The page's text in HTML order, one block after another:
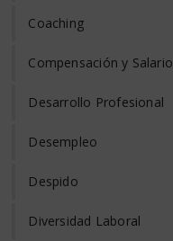
Coaching
Compensación y Salario
Desarrollo Profesional
Desempleo
Despido
Diversidad Laboral